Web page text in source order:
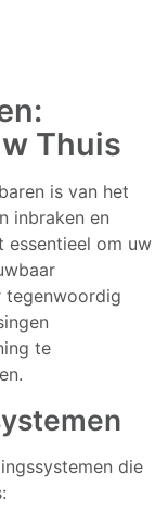
Thuis
is van het
inbraken en
essentieel om uw
tegenwoordig
te
die